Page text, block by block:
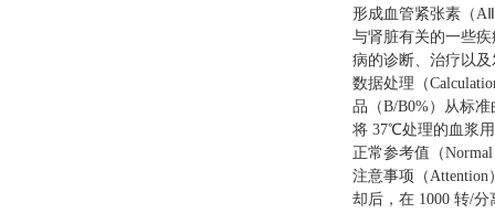
形成血管紧张素（
与肾脏有关的一些
病的诊断、治疗以
数据处理（
品（B/B0%）从标
将 37℃处理的血浆
正常参考值（
注意事项（
却后，在 1000 转/